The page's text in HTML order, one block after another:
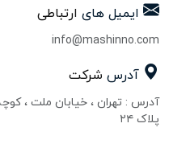
ایمیل های ارتباطی
info@mashinno.com
آدرس شرکت
آدرس : تهران ، خیابان ملت ،
پلاک ۲۴